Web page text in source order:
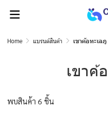
Home แบรนด์สินค้า เขาค้อทะเลภู
เขาค้
พบสินค้า 6 ชิ้น